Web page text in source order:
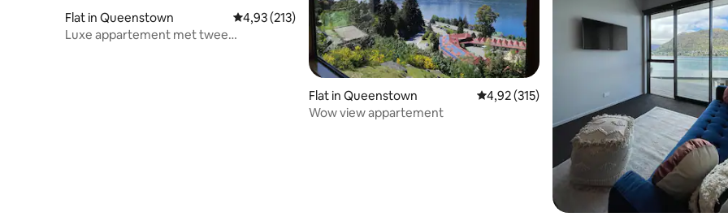
Flat in Queenstown Gemiddelde beoordeling van 4,93 op 5, 213 recensies
4,93 (213)
Luxe appartement met twee
Flat in Queenstown Gemiddelde beoordeling van 4,92 op 5, 315
4,92 (315)
Wow view appartement